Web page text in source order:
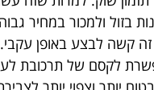
בזול ולמכור במחיר
זה קשה לבצע באופן
לקסם של תרכובת